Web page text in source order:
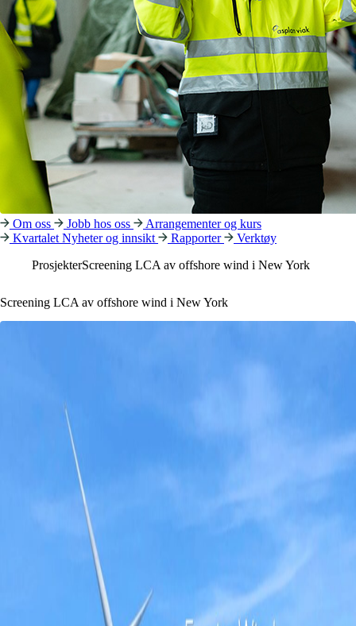
Om oss Jobb hos oss
Arrangementer og kurs
Kvartalet Nyheter og innsikt Rapporter
Verktøy
ProsjekterScreening LCA av offshore wind i New York
Screening LCA av offshore wind i New York